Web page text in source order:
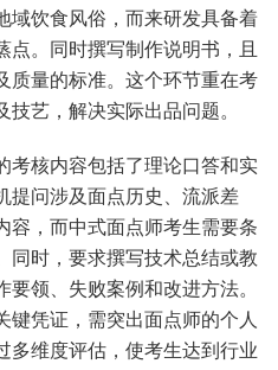
域饮食风俗，而来研发具备着
。同时撰写制作说明书，且
质量的标准。这个环节重在考
艺，解决实际出品问题。
核内容包括了理论口答和实
提问涉及面点历史、流派差
容，而中式面点师考生需要条
同时，要求撰写技术总结或教
领、失败案例和改进方法。
键凭证，需突出面点师的个人
多维度评估，使考生达到行业